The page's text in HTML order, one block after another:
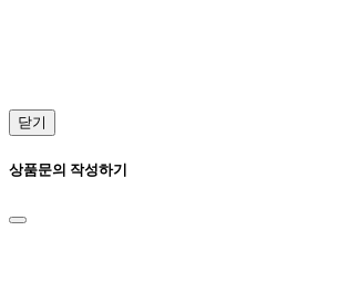
닫기
상품문의 작성하기